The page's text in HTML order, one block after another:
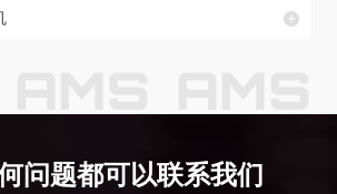
问题都可以联系我们